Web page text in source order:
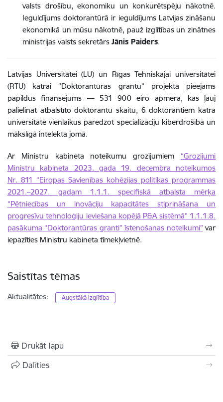
valsts drošību, ekonomiku un konkurētspēju nākotnē.
Ieguldījums doktorantūrā ir ieguldījums Latvijas zināšanu
ekonomikā un mūsu nākotnē, pauž izglītības un zinātnes
ministrijas valsts sekretārs Jānis Paiders.
Latvijas Universitātei (LU) un Rīgas Tehniskajai universitātei
(RTU) katrai “Doktorantūras grantu” projektā pieejams
papildus finansējums — 531 900 eiro apmērā, kas ļauj
palielināt atbalstīto doktorantu skaitu, 6 doktorantiem katrā
universitātē vienlaikus paredzot specializāciju kiberdrošībā un
mākslīgā intelekta jomā.
Ar Ministru kabineta noteikumu grozījumiem “Grozījumi
Ministru kabineta 2023. gada 19. decembra noteikumos
Nr. 811 “Eiropas Savienības kohēzijas politikas programmas
2021.–2027. gadam 1.1.1. specifiskā atbalsta mērķa
“Pētniecības un inovāciju kapacitātes stiprināšana un
progresīvu tehnoloģiju ieviešana kopējā P&A sistēmā” 1.1.1.8.
pasākuma “Doktorantūras granti” īstenošanas noteikumi” var
iepazīties Ministru kabineta tīmekļvietnē.
Saistītas tēmas
Aktualitātes: Augstākā izglītība
Drukāt lapu
Dalīties